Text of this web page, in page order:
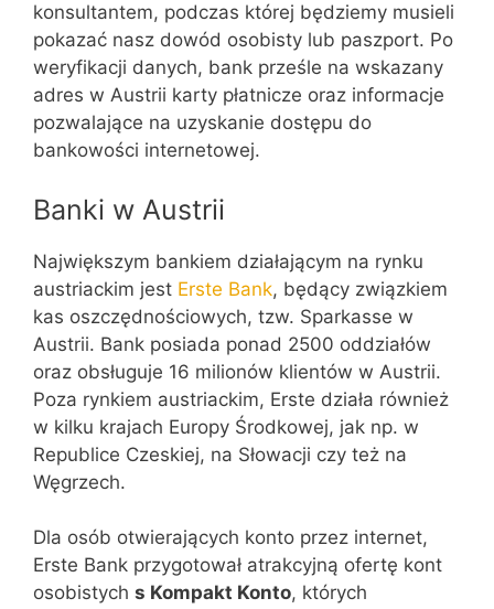
konsultantem, podczas której będziemy musieli
pokazać nasz dowód osobisty lub paszport. Po
weryfikacji danych, bank prześle na wskazany
adres w Austrii karty płatnicze oraz informacje
pozwalające na uzyskanie dostępu do
bankowości internetowej.
Banki w Austrii
Największym bankiem działającym na rynku
austriackim jest Erste Bank, będący związkiem
kas oszczędnościowych, tzw. Sparkasse w
Austrii. Bank posiada ponad 2500 oddziałów
oraz obsługuje 16 milionów klientów w Austrii.
Poza rynkiem austriackim, Erste działa również
w kilku krajach Europy Środkowej, jak np. w
Republice Czeskiej, na Słowacji czy też na
Węgrzech.
Dla osób otwierających konto przez internet,
Erste Bank przygotował atrakcyjną ofertę kont
osobistych s Kompakt Konto, których